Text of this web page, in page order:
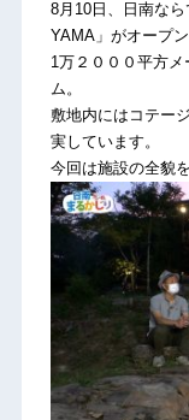
8月10日、日南な
YAMA」がオープン
1万２０００平方
ム。
敷地内にはコテー
実しています。
今回は施設の全貌